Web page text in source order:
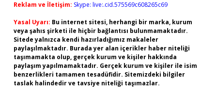
Reklam ve İletişim: Skype: live:.cid.575569c608265c69
Yasal Uyarı: Bu internet sitesi, herhangi bir marka, kurum
veya şahıs şirketi ile hiçbir bağlantısı bulunmamaktadır.
Sitede yalnızca kendi hazırladığımız makaleler
paylaşılmaktadır. Burada yer alan içerikler haber niteliği
taşımamakta olup, gerçek kurum ve kişiler hakkında
paylaşım yapılmamaktadır. Gerçek kurum ve kişiler ile isim
benzerlikleri tamamen tesadüfidir. Sitemizdeki bilgiler
taslak halindedir ve tavsiye niteliği taşımazlar.